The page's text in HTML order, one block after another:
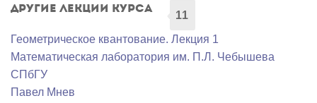
Другие лекции курса
11
Геометрическое квантование. Лекция 1
Математичеcкая лаборатория им. П.Л. Чебышева
СПбГУ
Павел Мнев